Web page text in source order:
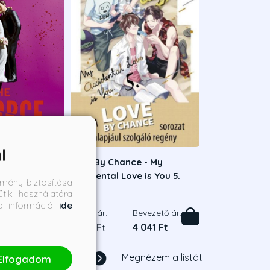
válás
Love By Chance - My
Accidental Love is You 5.
Mame
Borító ár:
4 490 Ft
Bevezető ár:
4 041 Ft
Megnézem a listát
biztosítása
használatára
információ ide